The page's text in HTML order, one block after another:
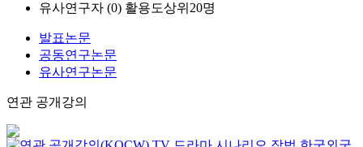
유사연구자 (0) 활용도상위20명
발표논문
공동연구논문
유사연구논문
연관 공개강의